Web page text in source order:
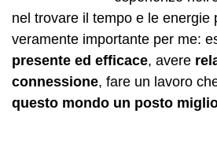
nel trovare il tempo e le energie
veramente importante per me:
presente ed efficace, avere
connessione, fare un lavoro
questo mondo un posto